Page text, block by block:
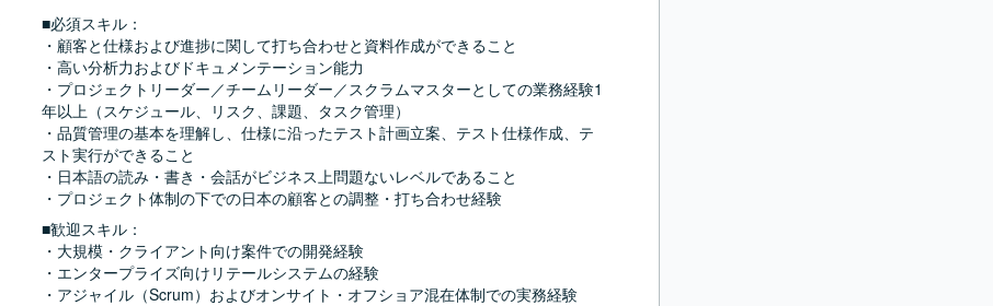
■必須スキル：
・顧客と仕様および進捗に関して打ち合わせと資料作成ができること
・高い分析力およびドキュメンテーション能力
・プロジェクトリーダー／チームリーダー／スクラムマスターとしての業務経験1
年以上（スケジュール、リスク、課題、タスク管理）
・品質管理の基本を理解し、仕様に沿ったテスト計画立案、テスト仕様作成、テ
スト実行ができること
・日本語の読み・書き・会話がビジネス上問題ないレベルであること
・プロジェクト体制の下での日本の顧客との調整・打ち合わせ経験
■歓迎スキル：
・大規模・クライアント向け案件での開発経験
・エンタープライズ向けリテールシステムの経験
・アジャイル（Scrum）およびオンサイト・オフショア混在体制での実務経験